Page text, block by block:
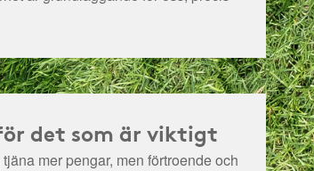
det som är viktigt
mer pengar, men förtroende och